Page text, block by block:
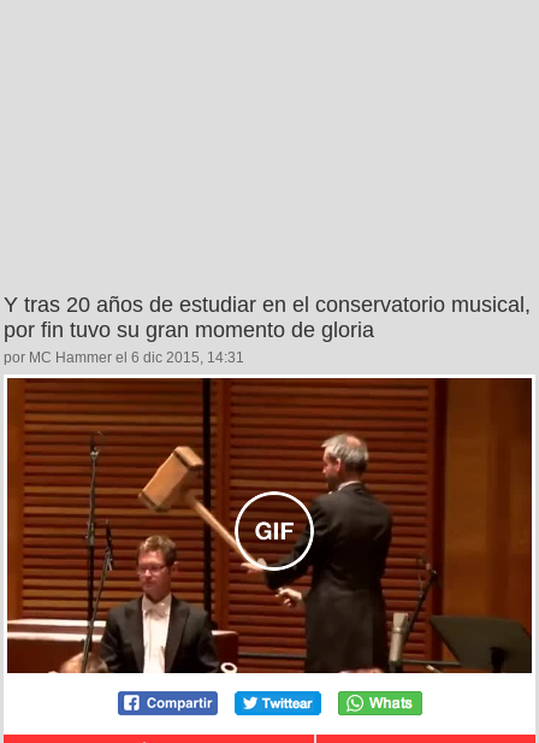
Y tras 20 años de estudiar en el conservatorio musical,
por fin tuvo su gran momento de gloria
por MC Hammer el 6 dic 2015, 14:31